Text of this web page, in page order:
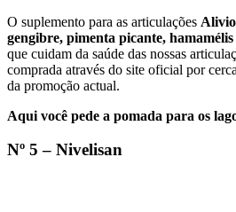
O suplemento para as articulações
gengibre, pimenta picante, hamamélis
que cuidam da saúde das nossas
comprada através do site oficial por
da promoção actual.
Aqui você pede a pomada para os
Nº 5 – Nivelisan